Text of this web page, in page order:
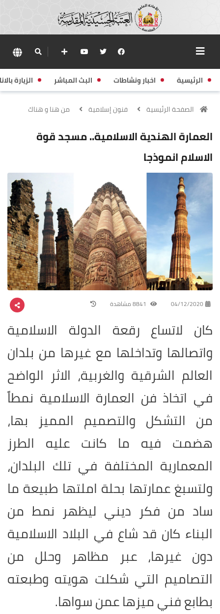
الرئيسية اخبار ونشاطات البث المباشر الزيارة
الصفحة الرئيسية فنون إسلامية من هنا و هناك
العمارة الهندية الاسلامية.. مسجد قوة
الاسلام انموذجا
04/12/2020
كان لاتساع رقعة الدولة الاسلامية
واتصالها وتداخلها مع غيرها من بلدان
العالم الشرقية والغربية، الاثر الواضح
في اتخاذ فن العمارة الاسلامية نمطاً
من التشكل والتصميم المميز بها،
هضمت فيه ما كانت عليه الطرز
المعمارية المختلفة في تلك البلدان،
ولتسبغ عمارتها بحلة املتها طبيعة ما
ساد من فكر ديني ليظهر نمط من
البناء كان قد شاع في البلاد الاسلامية
دون غيرها، عبر مظاهر وحلل من
التصاميم التي شكلت هويته وطبعته
بطابع فني ميزها عمن سواها.